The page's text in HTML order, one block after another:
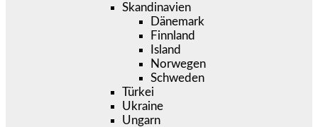
Skandinavien
Dänemark
Finnland
Island
Norwegen
Schweden
Türkei
Ukraine
Ungarn